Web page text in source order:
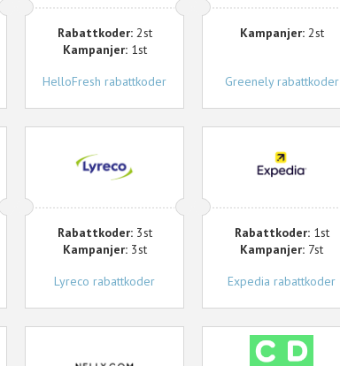
Rabattkoder:2st
Kampanjer:1st
HelloFresh rabattkoder
Kampanjer:2st
Greenely rabattkoder
Rabattkoder:3st
Kampanjer:3st
Lyreco rabattkoder
Rabattkoder:1st
Kampanjer: 7st
Expedia rabattkoder
CDON